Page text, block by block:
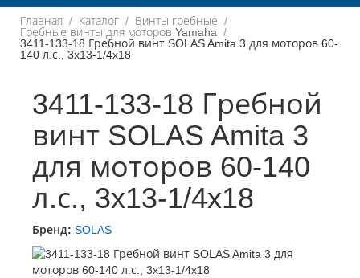
Главная Каталог
Винты гребные
Гребные винты для моторов Yamaha
3411-133-18 Гребной винт SOLAS Amita 3 для моторов 60-
140 л.с., 3x13-1/4x18
3411-133-18 Гребной
винт SOLAS Amita 3
для моторов 60-140
л.с., 3x13-1/4x18
Бренд: SOLAS